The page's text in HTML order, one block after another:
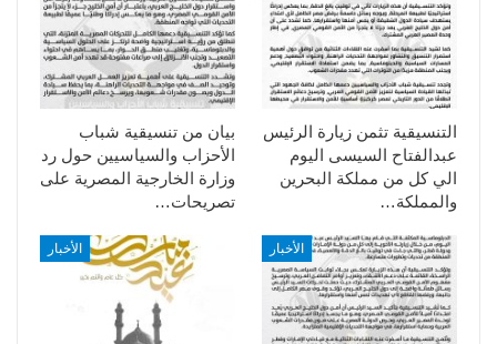
بيان من تنسيقية شباب
الأحزاب والسياسيين حول رد
وزارة الخارجية المصرية على
تصريحات…
التنسيقية تثمن زيارة الرئيس
عبدالفتاح السيسى اليوم
الي كل من مملكة البحرين
والمملكة…
الأخبار الأخبار